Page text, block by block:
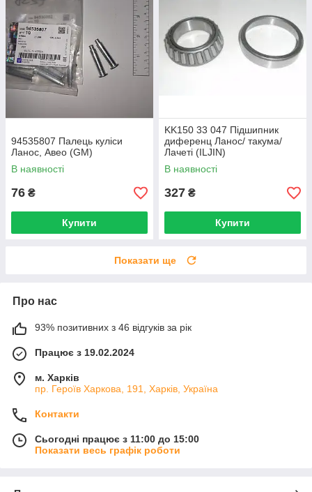
94535807 Палець куліси
Ланос, Авео (GM)
В наявності
76 ₴
Купити
KK150 33 047 Підшипник
диференц Ланос/ такума/
Лачеті (ILJIN)
96335754/96108125
В наявності
327 ₴
Купити
Показати ще
Про нас
93% позитивних з 46 відгуків за рік
Працює з 19.02.2024
м. Харків
пр. Героїв Харкова, 191, Харків, Україна
Контакти
Сьогодні працює з 11:00 до 15:00
Показати весь графік роботи